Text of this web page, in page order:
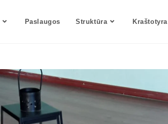
Paslaugos Struktūra Kraštotyra